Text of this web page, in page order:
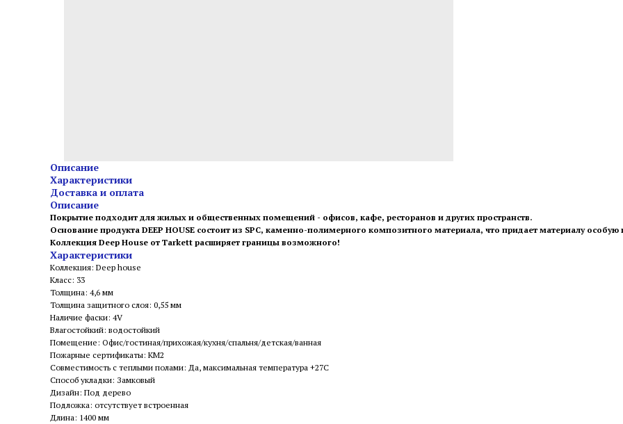
Описание
Характеристики
Доставка и оплата
Описание
Покрытие подходит для жилых и общественных помещений - офисов, кафе, ресторанов и других пространств.
Основание продукта DEEP HOUSE состоит из SPC, каменно-полимерного композитного материала, что придает материалу особую
Коллекция Deep House от Tarkett расширяет границы возможного!
Характеристики
Коллекция: Deep house
Класс: 33
Толщина: 4,6 мм
Толщина защитного слоя: 0,55 мм
Наличие фаски: 4V
Влагостойкий: водостойкий
Помещение: Офис/гостиная/прихожая/кухня/спальня/детская/ванная
Пожарные сертификаты: КМ2
Совместимость с теплыми полами: Да, максимальная температура +27С
Способ укладки: Замковый
Дизайн: Под дерево
Подложка: отсутствует встроенная
Длина: 1400 мм